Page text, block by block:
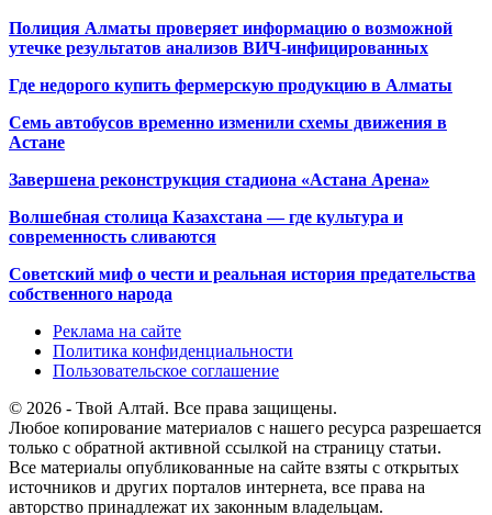
Полиция Алматы проверяет информацию о возможной
утечке результатов анализов ВИЧ-инфицированных
Где недорого купить фермерскую продукцию в Алматы
Семь автобусов временно изменили схемы движения в
Астане
Завершена реконструкция стадиона «Астана Арена»
Волшебная столица Казахстана — где культура и
современность сливаются
Советский миф о чести и реальная история предательства
собственного народа
Реклама на сайте
Политика конфиденциальности
Пользовательское соглашение
© 2026 - Твой Алтай. Все права защищены.
Любое копирование материалов с нашего ресурса разрешается
только с обратной активной ссылкой на страницу статьи.
Все материалы опубликованные на сайте взяты с открытых
источников и других порталов интернета, все права на
авторство принадлежат их законным владельцам.